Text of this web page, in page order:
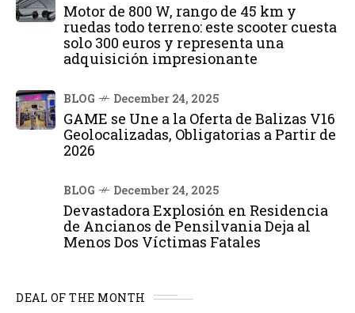
Motor de 800 W, rango de 45 km y
ruedas todo terreno: este scooter cuesta
solo 300 euros y representa una
adquisición impresionante
BLOG December 24, 2025
GAME se Une a la Oferta de Balizas V16
Geolocalizadas, Obligatorias a Partir de
2026
BLOG December 24, 2025
Devastadora Explosión en Residencia
de Ancianos de Pensilvania Deja al
Menos Dos Víctimas Fatales
DEAL OF THE MONTH